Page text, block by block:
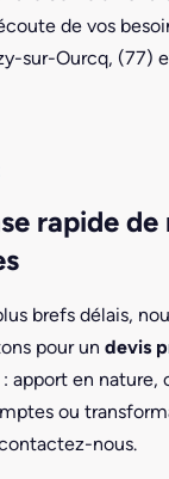
de vos
sur-Ourcq, (77)
rapide de
brefs délais,
pour un devis
apport en nature,
ou
nous.